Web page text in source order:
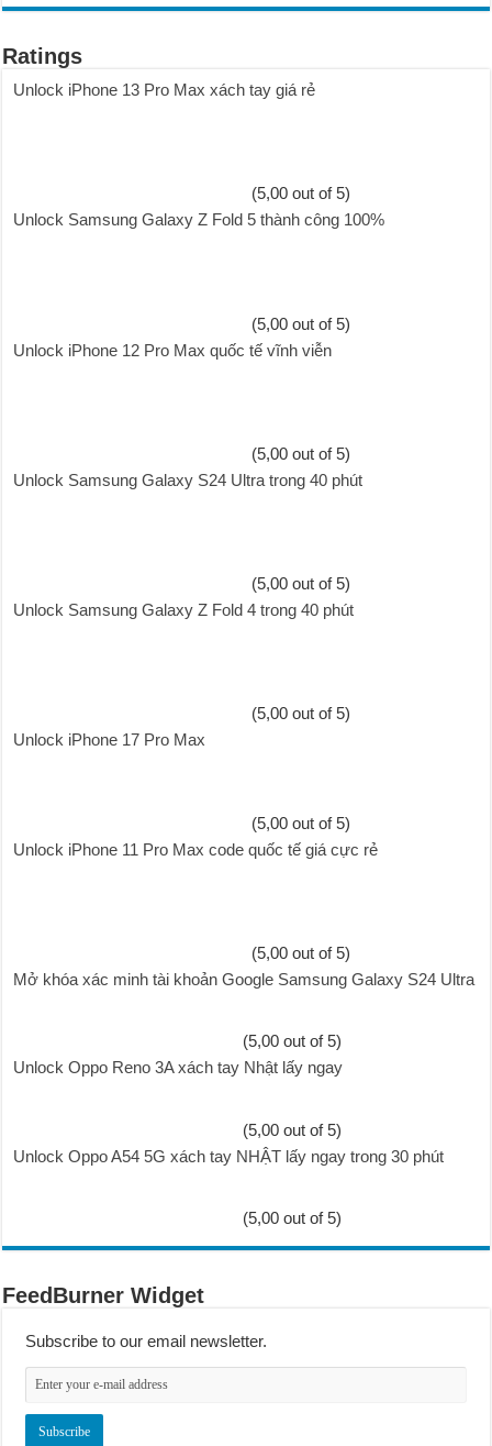
Ratings
Unlock iPhone 13 Pro Max xách tay giá rẻ
(5,00 out of 5)
Unlock Samsung Galaxy Z Fold 5 thành công 100%
(5,00 out of 5)
Unlock iPhone 12 Pro Max quốc tế vĩnh viễn
(5,00 out of 5)
Unlock Samsung Galaxy S24 Ultra trong 40 phút
(5,00 out of 5)
Unlock Samsung Galaxy Z Fold 4 trong 40 phút
(5,00 out of 5)
Unlock iPhone 17 Pro Max
(5,00 out of 5)
Unlock iPhone 11 Pro Max code quốc tế giá cực rẻ
(5,00 out of 5)
Mở khóa xác minh tài khoản Google Samsung Galaxy S24 Ultra
(5,00 out of 5)
Unlock Oppo Reno 3A xách tay Nhật lấy ngay
(5,00 out of 5)
Unlock Oppo A54 5G xách tay NHẬT lấy ngay trong 30 phút
(5,00 out of 5)
FeedBurner Widget
Subscribe to our email newsletter.